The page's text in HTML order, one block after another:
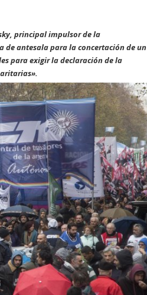
principal impulsor de la
de antesala para la concertación de un
para exigir la declaración de la